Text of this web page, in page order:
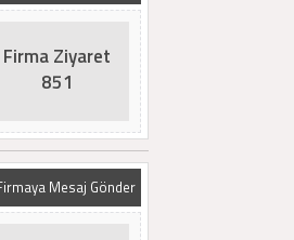
Firma Ziyaret
851
Mesaj Gönder